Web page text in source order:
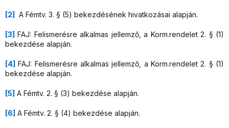
[2] A Fémtv. 3. § (5) bekezdésének hivatkozásai alapján.
[3] FAJ: Felismerésre alkalmas jellemző, a Korm.rendelet 2. § (1)
bekezdése alapján.
[4] FAJ: Felismerésre alkalmas jellemző, a Korm.rendelet 2. § (1)
bekezdése alapján.
[5] A Fémtv. 2. § (3) bekezdése alapján.
[6] A Fémtv. 2. § (4) bekezdése alapján.